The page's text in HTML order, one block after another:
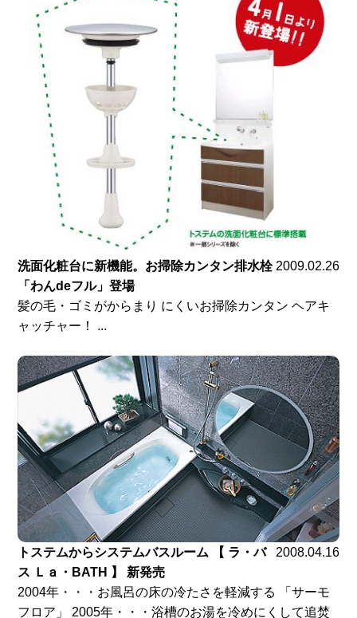
洗面化粧台に新機能。お掃除カンタン排水栓
「わんdeフル」登場
2009.02.26
髪の毛・ゴミがからまり にくいお掃除カンタン ヘアキ
ャッチャー！ ...
トステムからシステムバスルーム 【 ラ・バ
ス Ｌａ・BATH 】 新発売
2008.04.16
2004年・・・お風呂の床の冷たさを軽減する 「サーモ
フロア」 2005年・・・浴槽のお湯を冷めにくして追焚